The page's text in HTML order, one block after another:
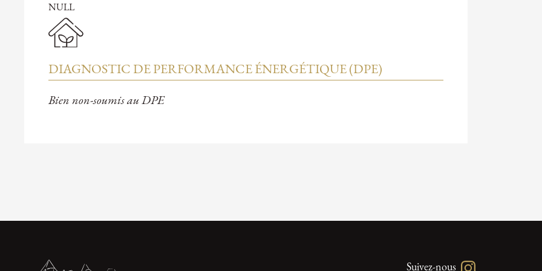
NULL
DIAGNOSTIC DE PERFORMANCE ÉNERGÉTIQUE (DPE)
Bien non-soumis au DPE
Suivez-nous